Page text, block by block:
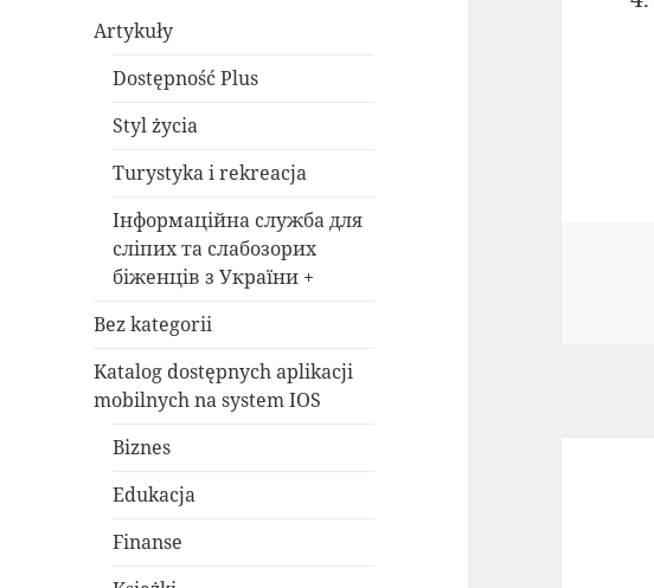
Artykuły
Dostępność Plus
Styl życia
Turystyka i rekreacja
Інформаційна служба для
сліпих та слабозорих
біженців з України +
Bez kategorii
Katalog dostępnych aplikacji
mobilnych na system IOS
Biznes
Edukacja
Finanse